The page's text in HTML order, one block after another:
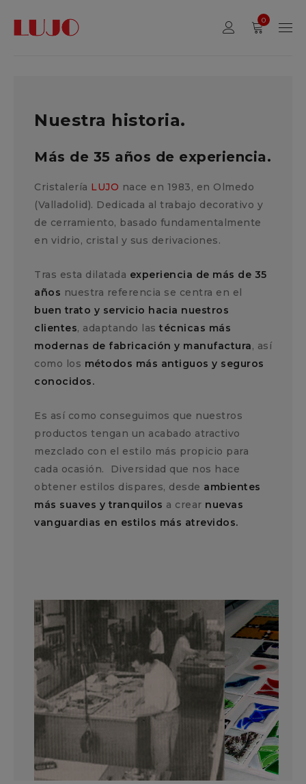
0
Nuestra historia.
Más de 35 años de experiencia.
Cristalería LUJO nace en 1983, en Olmedo
(Valladolid). Dedicada al trabajo decorativo y
de cerramiento, basado fundamentalmente
en vidrio, cristal y sus derivaciones.
Tras esta dilatada experiencia de más de 35
años nuestra referencia se centra en el
buen trato y servicio hacia nuestros
clientes, adaptando lastécnicas más
modernas de fabricación y manufactura, así
como los métodos más antiguos y seguros
conocidos.
Es así como conseguimos que nuestros
productos tengan un acabado atractivo
mezclado con el estilo más propicio para
cada ocasión. Diversidad que nos hace
obtener estilos dispares, desde ambientes
más suaves y tranquilos a crear nuevas
vanguardias en estilos más atrevidos.